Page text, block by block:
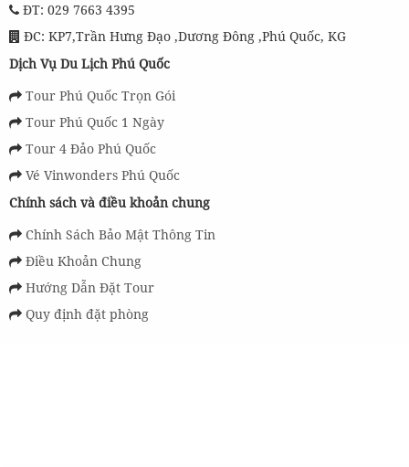
ĐT: 029 7663 4395
ĐC: KP7,Trần Hưng Đạo ,Dương Đông ,Phú Quốc, KG
Dịch Vụ Du Lịch Phú Quốc
Tour Phú Quốc Trọn Gói
Tour Phú Quốc 1 Ngày
Tour 4 Đảo Phú Quốc
Vé Vinwonders Phú Quốc
Chính sách và điều khoản chung
Chính Sách Bảo Mật Thông Tin
Điều Khoản Chung
Hướng Dẫn Đặt Tour
Quy định đặt phòng